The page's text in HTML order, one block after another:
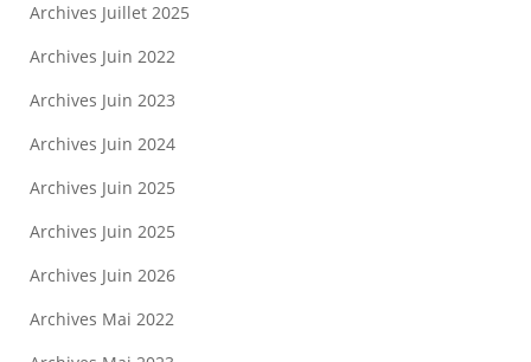
Archives Juillet 2025
Archives Juin 2022
Archives Juin 2023
Archives Juin 2024
Archives Juin 2025
Archives Juin 2025
Archives Juin 2026
Archives Mai 2022